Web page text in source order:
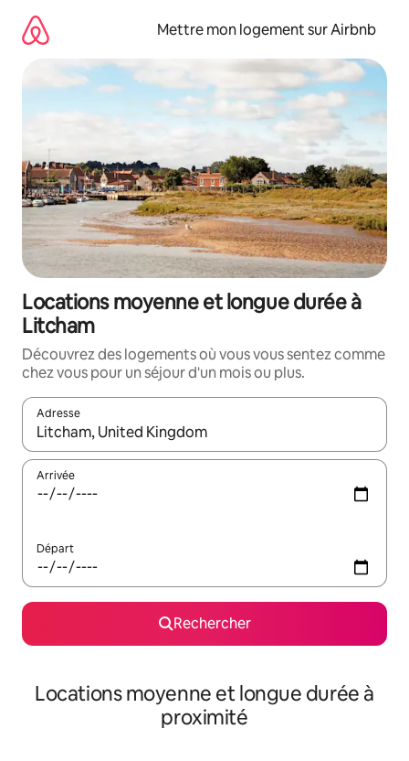
directement
Mettre mon logement sur Airbnb
Locations moyenne et longue durée à
Litcham
Découvrez des logements où vous vous sentez comme
chez vous pour un séjour d'un mois ou plus.
Adresse
Lorsque les résultats s'affichent, utilisez les flèches vers le
Arrivée
Départ
Rechercher
Locations moyenne et longue durée à
proximité